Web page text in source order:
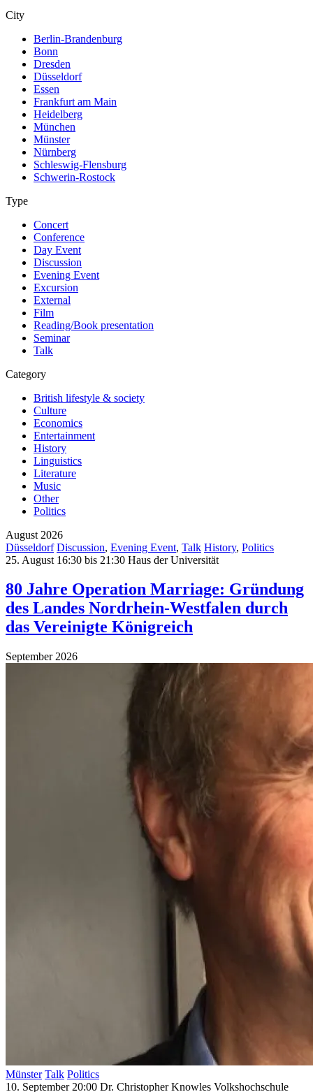
City
Berlin-Brandenburg
Bonn
Dresden
Düsseldorf
Essen
Frankfurt am Main
Heidelberg
München
Münster
Nürnberg
Schleswig-Flensburg
Schwerin-Rostock
Type
Concert
Conference
Day Event
Discussion
Evening Event
Excursion
External
Film
Reading/Book presentation
Seminar
Talk
Category
British lifestyle & society
Culture
Economics
Entertainment
History
Linguistics
Literature
Music
Other
Politics
August 2026
Düsseldorf Discussion, Evening Event, Talk History, Politics
25. August 16:30 bis 21:30 Haus der Universität
80 Jahre Operation Marriage: Gründung
des Landes Nordrhein-Westfalen durch
das Vereinigte Königreich
September 2026
Münster Talk Politics
10. September 20:00 Dr. Christopher Knowles Volkshochschule